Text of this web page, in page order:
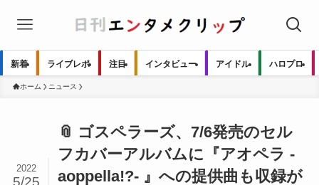
新着 ライブレポ 注目 インタビュー アイドル ハロプロ
ホーム ニュース
📎 ゴスペラーズ、7/6発売のセル
フカバーアルバムに『アオペラ -
aoppella!?- 』への提供曲も収録が
2022
5/25